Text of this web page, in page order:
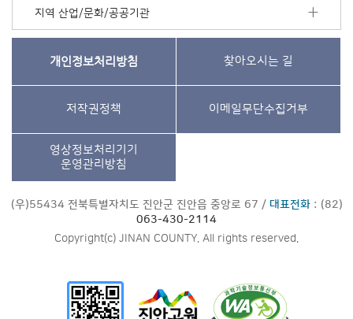
지역 산업/문화/공공기관
개인정보처리방침 찾아오시는 길
저작권정책 이메일무단수집거부
영상정보처리기기
운영관리방침
(우)55434 전북특별자치도 진안군 진안읍 중앙로 67 / 대표전화: (82)
063-430-2114
Copyright(c) JINAN COUNTY. All rights reserved.